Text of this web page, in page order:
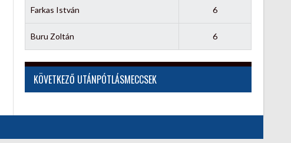
Farkas István 6
Buru Zoltán 6
KÖVETKEZŐ UTÁNPÓTLÁSMECCSEK